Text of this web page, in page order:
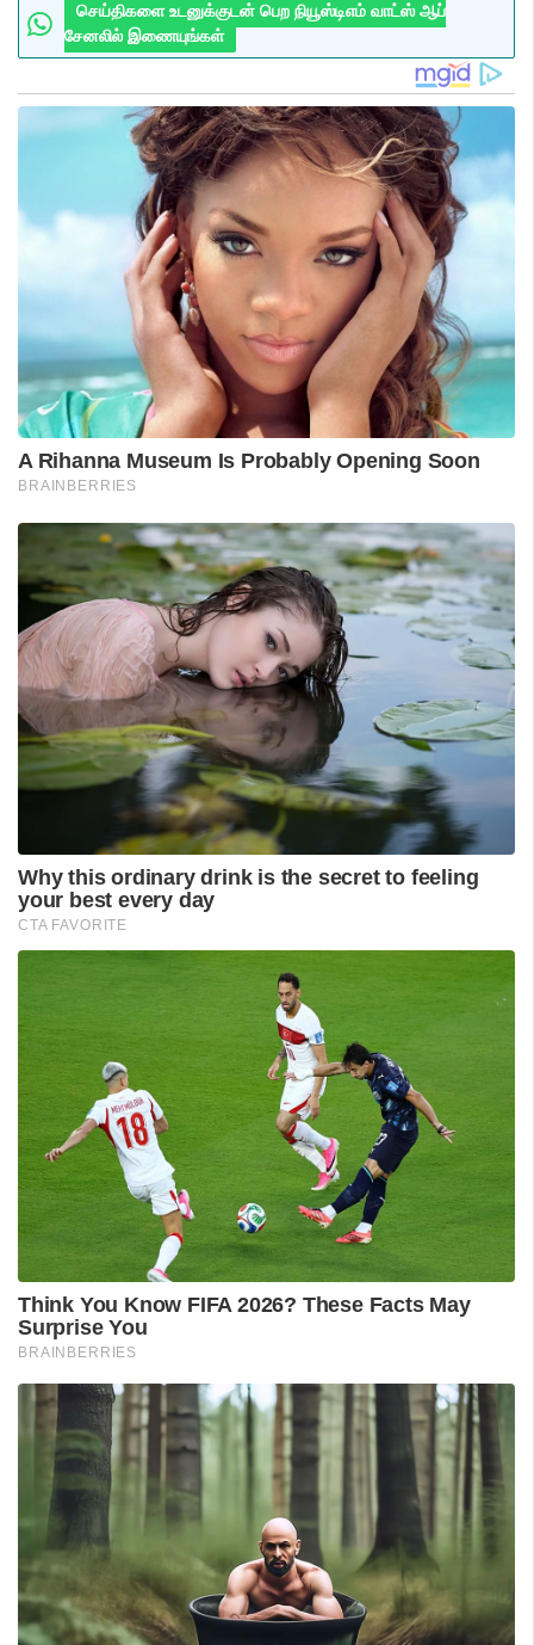
செய்திகளை உடனுக்குடன் பெற நியூஸ்டிஎம் வாட்ஸ் ஆப்
சேனலில் இணையுங்கள்